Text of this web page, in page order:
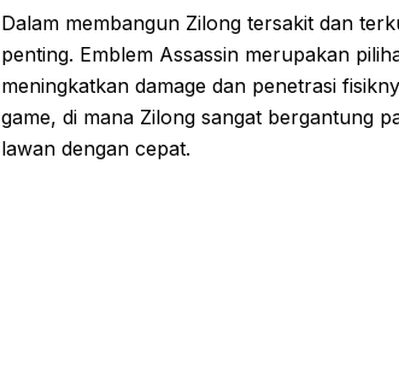
Dalam membangun Zilong tersakit dan
penting. Emblem Assassin merupakan
meningkatkan damage dan penetrasi
game, di mana Zilong sangat bergantung
lawan dengan cepat.